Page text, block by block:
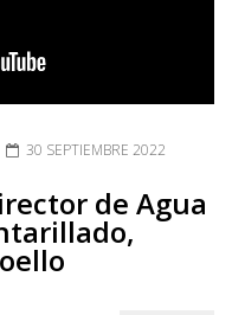
30 SEPTIEMBRE 2022
de Agua